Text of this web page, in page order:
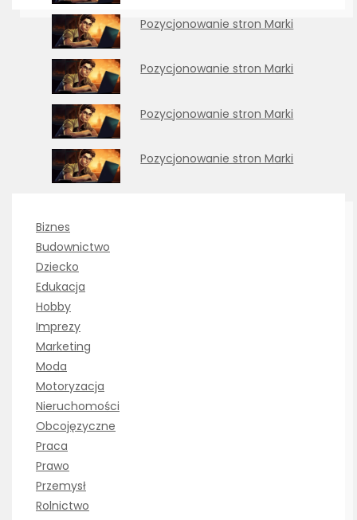
Pozycjonowanie stron Marki
Pozycjonowanie stron Marki
Pozycjonowanie stron Marki
Pozycjonowanie stron Marki
Biznes
Budownictwo
Dziecko
Edukacja
Hobby
Imprezy
Marketing
Moda
Motoryzacja
Nieruchomości
Obcojęzyczne
Praca
Prawo
Przemysł
Rolnictwo